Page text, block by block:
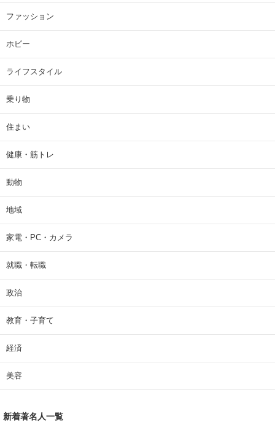
ファッション
ホビー
ライフスタイル
乗り物
住まい
健康・筋トレ
動物
地域
家電・PC・カメラ
就職・転職
政治
教育・子育て
経済
美容
新着著名人一覧